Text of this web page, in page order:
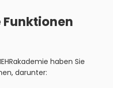
haben Sie
darunter: